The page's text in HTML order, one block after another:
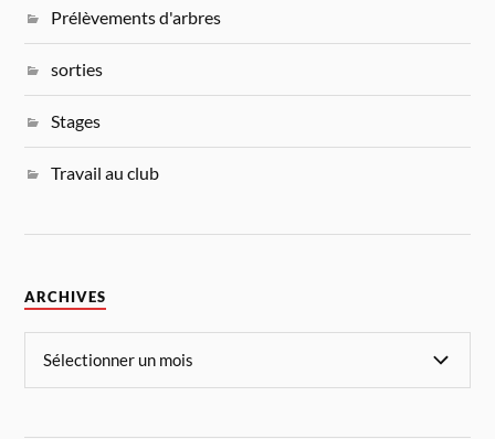
Prélèvements d'arbres
sorties
Stages
Travail au club
ARCHIVES